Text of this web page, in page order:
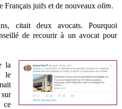
Français juifs et de nouveaux olim.
citait deux avocats. Pourquoi
de recourir à un avocat pour
la
le
ce